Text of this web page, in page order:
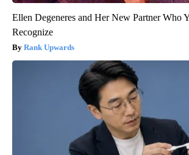
Ellen Degeneres and Her New Partner Who
Recognize
Rank Upwards